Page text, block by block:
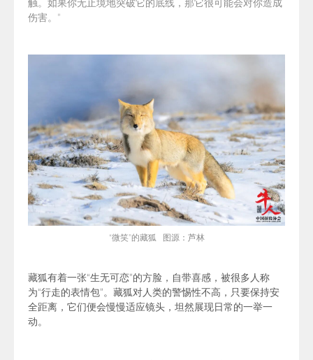
触。如果你无止境地突破它的底线，那它很可能会对你造成
伤害。 ”
“微笑”的藏狐 图源：芦林
藏狐有着一张“生无可恋”的方脸，自带喜感，被很多人称
为“行走的表情包”。 藏狐对人类的警惕性不高，只要保持安
全距离，它们便会慢慢适应镜头，坦然展现日常的一举一
动。